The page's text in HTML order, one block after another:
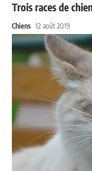
Trois races de
Chiens 12 août 2019